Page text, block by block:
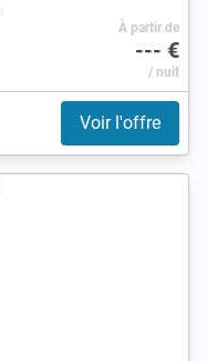
À partir de
--- €
/ nuit
Voir l'offre